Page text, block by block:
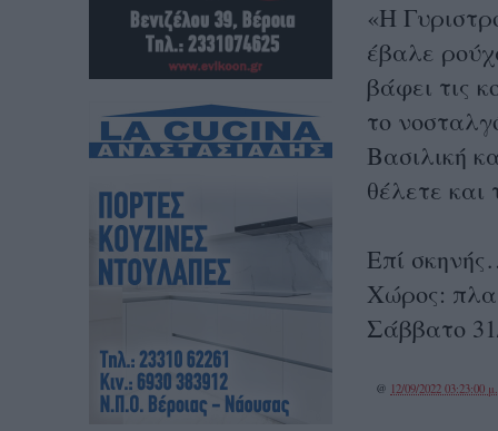
«Η
έβαλε
βάφει τις
το
Βασιλική
θέλετε και
Επί
Χώρος:
Σάββατο
@ 12/09/2022 03:23:00